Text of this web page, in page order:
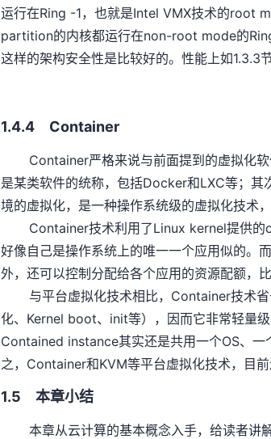
运行在Ring -1，也就是Intel VMX技术的root
partition的内核都运行在non-root mode的
这样的架构安全性是比较好的。性能上如1.3.3
1.4.4 Container
Container严格来说与前面提到的虚拟化软
是某类软件的统称，包括Docker和LXC等；其
境的虚拟化，是一种操作系统级的虚拟化技术
Container技术利用了Linux kernel提供的
好像自己是操作系统上的唯一一个应用似的。
外，还可以控制分配给各个应用的资源配额，
与平台虚拟化技术相比，Container技术省
化、Kernel boot、init等），因而它非常轻量
Contained instance其实还是共用一个OS、
之，Container和KVM等平台虚拟化技术，目
1.5 本章小结
本章从云计算的基本概念入手，给读者讲